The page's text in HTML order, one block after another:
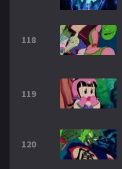
118
119
120